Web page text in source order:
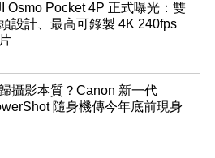
Osmo Pocket 4P 正式曝光：雙
設計、最高可錄製 4K 240fps
攝影本質？Canon 新一代
隨身機傳今年底前現身